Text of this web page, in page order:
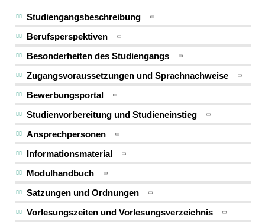
Studiengangsbeschreibung
Berufsperspektiven
Besonderheiten des Studiengangs
Zugangsvoraussetzungen und Sprachnachweise
Bewerbungsportal
Studienvorbereitung und Studieneinstieg
Ansprechpersonen
Informationsmaterial
Modulhandbuch
Satzungen und Ordnungen
Vorlesungszeiten und Vorlesungsverzeichnis